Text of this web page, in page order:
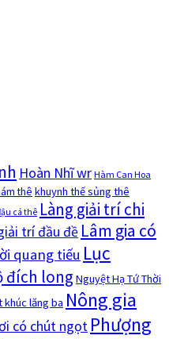
Hoàn Nhĩ wr Hàm Can Hoa
thê khuynh thế sủng thê
cá thê Làng giải trí chi
trí đầu đề Lâm gia có
quang tiếu Lục
đích long Nguyệt Hạ Tứ Thời
khúc lăng ba Nông gia
có chút ngọt Phượng